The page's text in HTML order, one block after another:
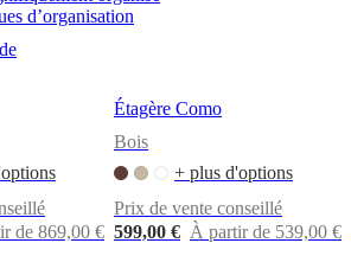
d’organisation
de 869,00 €
Étagère Como
Bois
+ plus d'options
Prix de vente conseillé
599,00 € À partir de 539,00 €